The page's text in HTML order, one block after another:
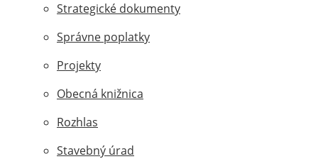
Strategické dokumenty
Správne poplatky
Projekty
Obecná knižnica
Rozhlas
Stavebný úrad